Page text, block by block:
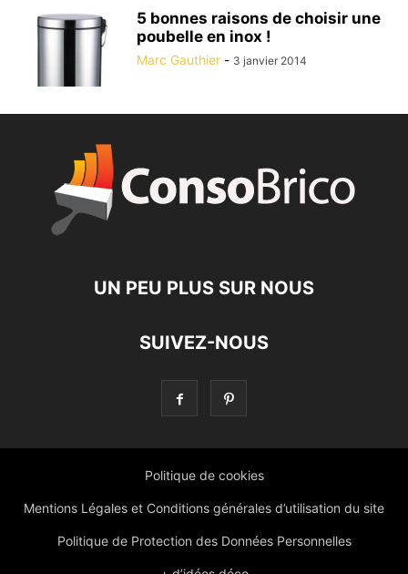
5 bonnes raisons de choisir une
poubelle en inox !
Marc Gauthier - 3 janvier 2014
UN PEU PLUS SUR NOUS
SUIVEZ-NOUS
Politique de cookies
Mentions Légales et Conditions générales d’utilisation du site
Politique de Protection des Données Personnelles